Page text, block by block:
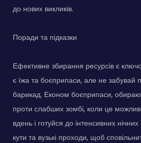
до нових викликів.
Поради та підказки
Ефективне збирання ресурсів є
є їжа та боєприпаси, але не забувай
барикад. Економ боєприпаси,
проти слабших зомбі, коли це
вдень і готуйся до інтенсивних
кути та вузькі проходи, щоб